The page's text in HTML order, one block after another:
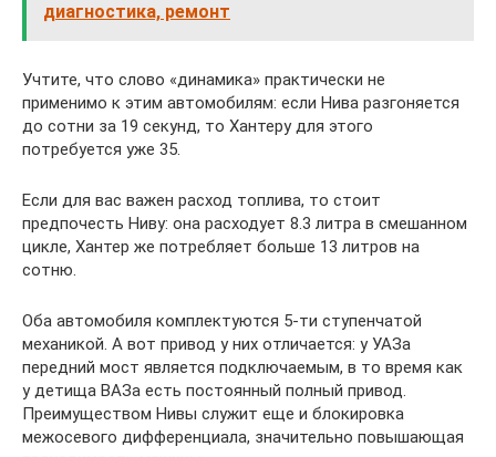
диагностика, ремонт
Учтите, что слово «динамика» практически не
применимо к этим автомобилям: если Нива разгоняется
до сотни за 19 секунд, то Хантеру для этого
потребуется уже 35.
Если для вас важен расход топлива, то стоит
предпочесть Ниву: она расходует 8.3 литра в смешанном
цикле, Хантер же потребляет больше 13 литров на
сотню.
Оба автомобиля комплектуются 5-ти ступенчатой
механикой. А вот привод у них отличается: у УАЗа
передний мост является подключаемым, в то время как
у детища ВАЗа есть постоянный полный привод.
Преимуществом Нивы служит еще и блокировка
межосевого дифференциала, значительно повышающая